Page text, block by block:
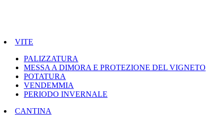
VITE
PALIZZATURA
MESSA A DIMORA E PROTEZIONE DEL VIGNETO
POTATURA
VENDEMMIA
PERIODO INVERNALE
CANTINA